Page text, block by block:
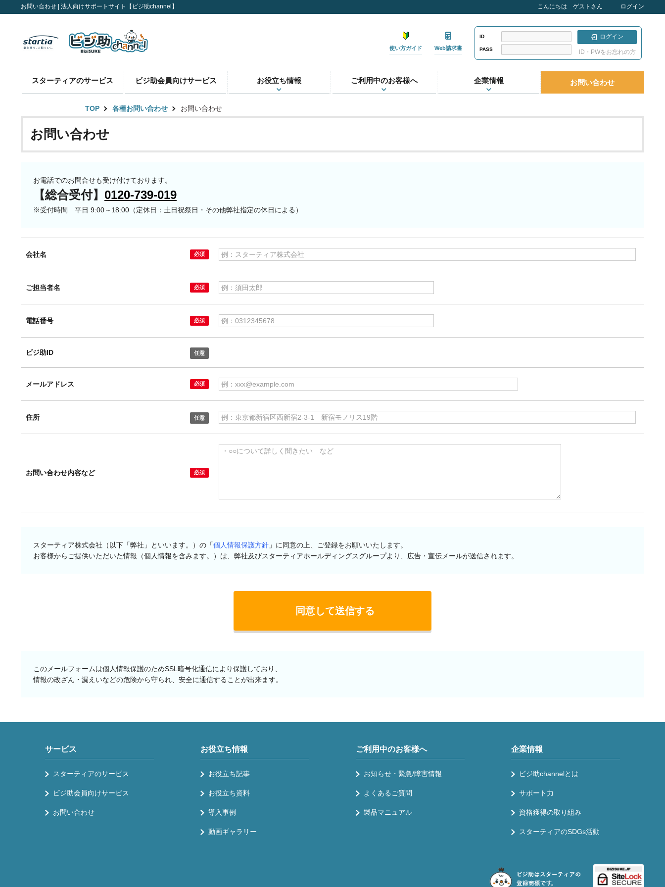
お問い合わせ | 法人向けサポートサイト【ビジ助channel】 こんにちは ゲストさん ログイン
使い方ガイド Web請求書
ID
PASS
ログイン
ID・PWをお忘れの方
スターティアのサービス ビジ助会員向けサービス お役立ち情報 ご利用中のお客様へ 企業情報 お問い合わせ
TOP 各種お問い合わせ お問い合わせ
お問い合わせ
お電話でのお問合せも受け付けております。
【総合受付】 0120-739-019
※受付時間 平日 9:00～18:00（定休日：土日祝祭日・その他弊社指定の休日による）
会社名
ご担当者名
電話番号
ビジ助ID
メールアドレス
住所
お問い合わせ内容など
スターティア株式会社（以下「弊社」といいます。）の「個人情報保護方針 」に同意の上、ご登録をお願いいたします。
お客様からご提供いただいた情報（個人情報を含みます。）は、弊社及びスターティアホールディングスグループより、広告・宣伝メールが送信されます。
このメールフォームは個人情報保護のためSSL暗号化通信により保護しており、
情報の改ざん・漏えいなどの危険から守られ、安全に通信することが出来ます。
サービス
スターティアのサービス
ビジ助会員向けサービス
お問い合わせ
お役立ち情報
お役立ち記事
お役立ち資料
導入事例
動画ギャラリー
ご利用中のお客様へ
お知らせ・緊急/障害情報
よくあるご質問
製品マニュアル
企業情報
ビジ助channelとは
サポート力
資格獲得の取り組み
スターティアのSDGs活動